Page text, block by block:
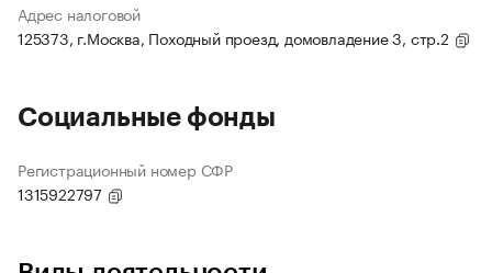
Адрес налоговой
125373, г.Москва, Походный проезд, домовладение 3, стр.2
Социальные фонды
Регистрационный номер СФР
1315922797